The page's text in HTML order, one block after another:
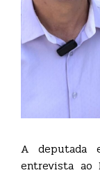
A deputada
entrevista ao